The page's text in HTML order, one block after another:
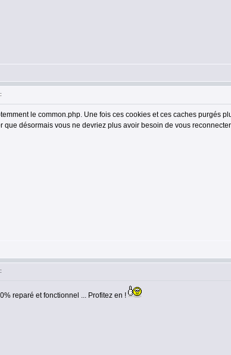
le common.php. Une fois ces cookies et ces caches purgés
que désormais vous ne devriez plus avoir besoin de vous
reparé et fonctionnel ... Profitez en !